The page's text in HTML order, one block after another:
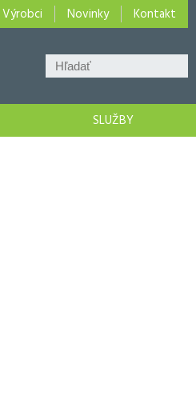
Výrobci Novinky Kontakt
SLUŽBY